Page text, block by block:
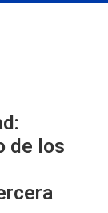
de los